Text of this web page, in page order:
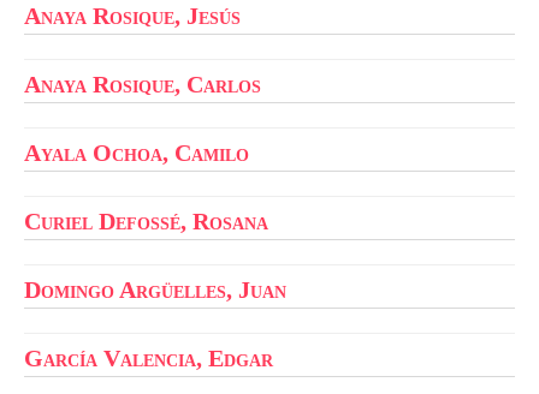
Anaya Rosique, Jesús
Anaya Rosique, Carlos
Ayala Ochoa, Camilo
Curiel Defossé, Rosana
Domingo Argüelles, Juan
García Valencia, Edgar